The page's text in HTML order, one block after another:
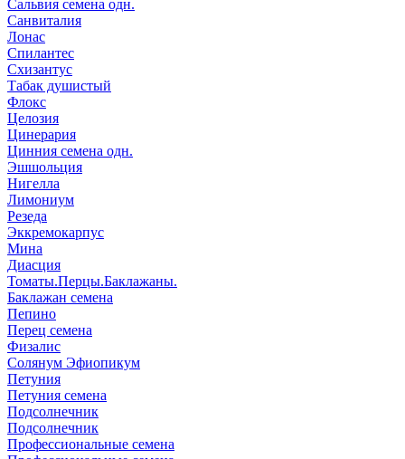
Сальвия семена одн.
Санвиталия
Лонас
Спилантес
Схизантус
Табак душистый
Флокс
Целозия
Цинерария
Цинния семена одн.
Эшшольция
Нигелла
Лимониум
Резеда
Эккремокарпус
Мина
Диасция
Томаты.Перцы.Баклажаны.
Баклажан семена
Пепино
Перец семена
Физалис
Солянум Эфиопикум
Петуния
Петуния семена
Подсолнечник
Подсолнечник
Профессиональные семена